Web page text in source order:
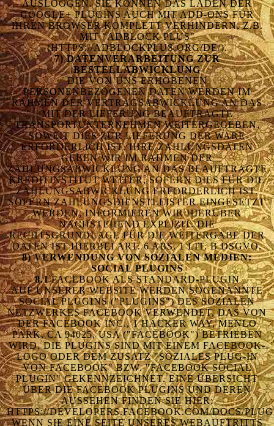
AUSLOGGEN. SIE KÖNNEN DAS LADEN DER
GOOGLE+ PLUGINS AUCH MIT ADD-ONS FÜR
IHREN BROWSER KOMPLETT VERHINDERN, Z.B.
MIT "ADBLOCK PLUS"
(HTTPS://ADBLOCKPLUS.ORG/DE/).
7) DATENVERARBEITUNG ZUR
BESTELLABWICKLUNG
DIE VON UNS ERHOBENEN
PERSONENBEZOGENEN DATEN WERDEN IM
RAHMEN DER VERTRAGSABWICKLUNG AN DAS
MIT DER LIEFERUNG BEAUFTRAGTE
TRANSPORTUNTERNEHMEN WEITERGEGEBEN,
SOWEIT DIES ZUR LIEFERUNG DER WARE
ERFORDERLICH IST. IHRE ZAHLUNGSDATEN
GEBEN WIR IM RAHMEN DER
ZAHLUNGSABWICKLUNG AN DAS BEAUFTRAGTE
KREDITINSTITUT WEITER, SOFERN DIES FÜR DIE
ZAHLUNGSABWICKLUNG ERFORDERLICH IST.
SOFERN ZAHLUNGSDIENSTLEISTER EINGESETZT
WERDEN, INFORMIEREN WIR HIERÜBER
NACHSTEHEND EXPLIZIT. DIE
RECHTSGRUNDLAGE FÜR DIE WEITERGABE DER
DATEN IST HIERBEI ART. 6 ABS. 1 LIT. B DSGVO.
8) VERWENDUNG VON SOZIALEN MEDIEN:
SOCIAL PLUGINS
8.1FACEBOOK ALS STANDARD-PLUGIN
AUF UNSERER WEBSITE WERDEN SOGENANNTE
SOCIAL PLUGINS ("PLUGINS") DES SOZIALEN
NETZWERKES FACEBOOK VERWENDET, DAS VON
DER FACEBOOK INC., 1 HACKER WAY, MENLO
PARK, CA 94025, USA ("FACEBOOK") BETRIEBEN
WIRD. DIE PLUGINS SIND MIT EINEM FACEBOOK-
LOGO ODER DEM ZUSATZ "SOZIALES PLUG-IN
VON FACEBOOK" BZW. "FACEBOOK SOCIAL
PLUGIN" GEKENNZEICHNET. EINE ÜBERSICHT
ÜBER DIE FACEBOOK PLUGINS UND DEREN
AUSSEHEN FINDEN SIE HIER:
HTTPS://DEVELOPERS.FACEBOOK.COM/DOCS/
WENN SIE EINE SEITE UNSERES WEBAUFTRITTS